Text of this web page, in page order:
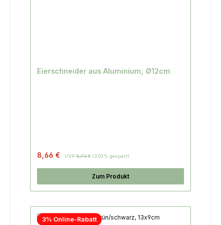
Eierschneider aus Aluminium, Ø12cm
8,66 € UVP 8,93 € (3.02% gespart)
Zum Produkt
3% Online-Rabatt